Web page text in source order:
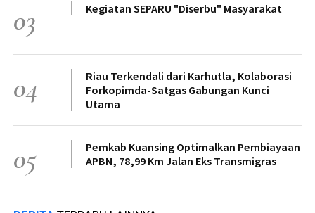
03 Kegiatan SEPARU "Diserbu" Masyarakat
04
Riau Terkendali dari Karhutla, Kolaborasi
Forkopimda-Satgas Gabungan Kunci
Utama
05
Pemkab Kuansing Optimalkan Pembiayaan
APBN, 78,99 Km Jalan Eks Transmigras